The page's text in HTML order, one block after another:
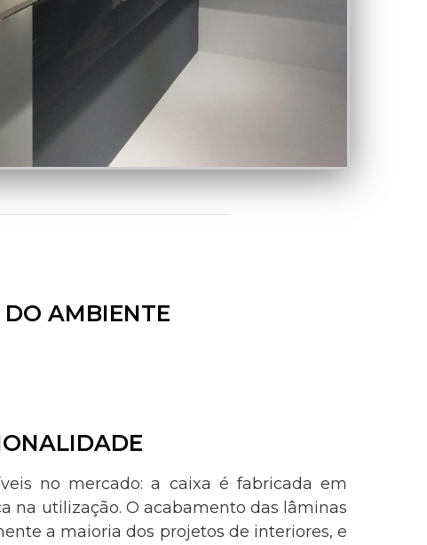
AMBIENTE
no mercado: a caixa é fabricada em
na utilização. O acabamento das lâminas
a maioria dos projetos de interiores, e